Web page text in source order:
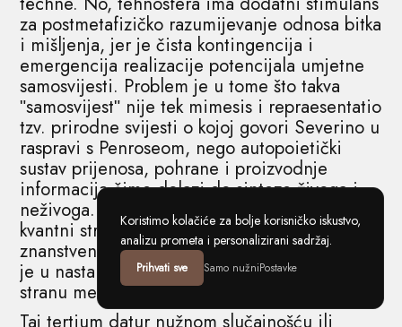
za postmetafizičko razumijevanje odnosa bitka
i mišljenja, jer je čista kontingencija i
emergencija realizacije potencijala umjetne
samosvijesti. Problem je u tome što takva
ʺsamosvijestʺ nije tek mimesis i repraesentatio
tzv. prirodne svijesti o kojoj govori Severino u
raspravi s Penroseom, nego autopoietički
sustav prijenosa, pohrane i proizvodnje
informacija čime dolazi do sinteze živoga i
neživoga. To, naravno, ne znači da će budući
kvantni strojevi mišljenja filozofirati ili biti
znanstvenici. Posve suprotno, bit tehnosfere
je u nastanku treće paradigme mišljenja s onu
stranu metafizike uopće.
Taj tertium datur nužnom slučajnošću ili
Koristimo kolačiće za bolje korisničko iskustvo,
analizu prometa i personalizirani sadržaj.
Prihvati sve Samo nužniPostavke